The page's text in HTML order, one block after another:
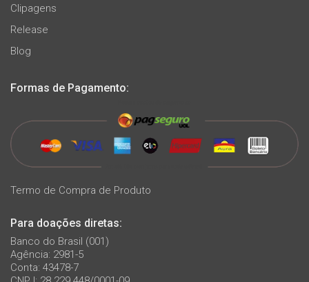
Clipagens
Release
Blog
Formas de Pagamento:
Termo de Compra de Produto
Para doações diretas:
Banco do Brasil (001)
Agência: 2981-5
Conta: 43478-7